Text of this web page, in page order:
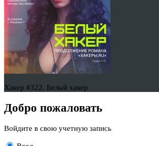
Хакер #322. Белый хакер
Добро пожаловать
Войдите в свою учетную запись